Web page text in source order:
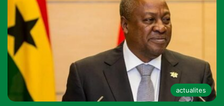
actualites